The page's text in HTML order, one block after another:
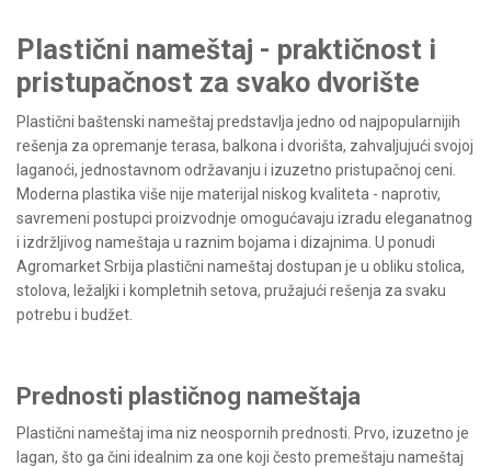
Plastični nameštaj - praktičnost i
pristupačnost za svako dvorište
Plastični baštenski nameštaj predstavlja jedno od najpopularnijih
rešenja za opremanje terasa, balkona i dvorišta, zahvaljujući svojoj
laganoći, jednostavnom održavanju i izuzetno pristupačnoj ceni.
Moderna plastika više nije materijal niskog kvaliteta - naprotiv,
savremeni postupci proizvodnje omogućavaju izradu eleganatnog
i izdržljivog nameštaja u raznim bojama i dizajnima. U ponudi
Agromarket Srbija plastični nameštaj dostupan je u obliku stolica,
stolova, ležaljki i kompletnih setova, pružajući rešenja za svaku
potrebu i budžet.
Prednosti plastičnog nameštaja
Plastični nameštaj ima niz neospornih prednosti. Prvo, izuzetno je
lagan, što ga čini idealnim za one koji često premeštaju nameštaj